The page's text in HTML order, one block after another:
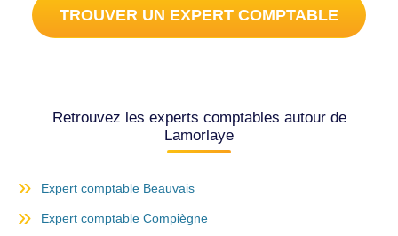
TROUVER UN EXPERT COMPTABLE
Retrouvez les experts comptables autour de
Lamorlaye
Expert comptable Beauvais
Expert comptable Compiègne